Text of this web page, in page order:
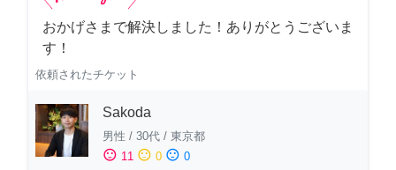
おかげさまで解決しました！ありがとうございま
す！
依頼されたチケット
Sakoda
男性 / 30代 / 東京都
sentiment_satisfied 11 sentiment_neutral 0 sentiment_dissatisfied 0